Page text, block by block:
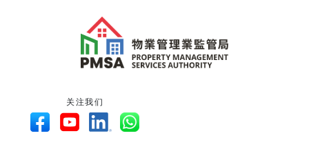
关注我们